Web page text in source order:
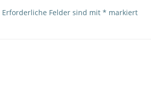
Erforderliche Felder sind mit * markiert